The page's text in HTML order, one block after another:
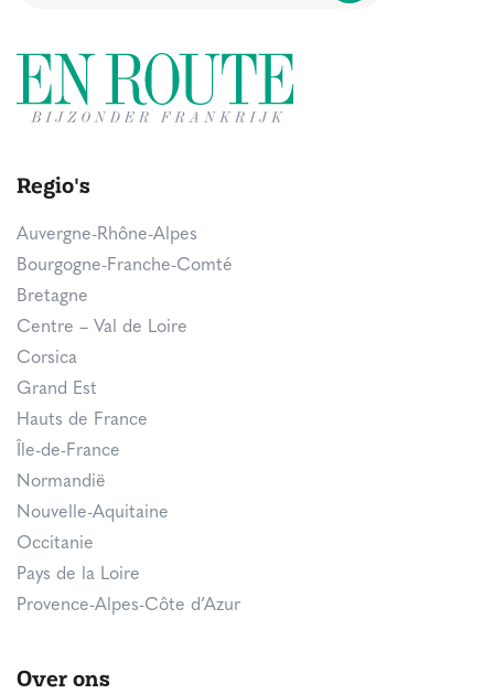
Regio's
Auvergne-Rhône-Alpes
Bourgogne-Franche-Comté
Bretagne
Centre – Val de Loire
Corsica
Grand Est
Hauts de France
Île-de-France
Normandië
Nouvelle-Aquitaine
Occitanie
Pays de la Loire
Provence-Alpes-Côte d’Azur
Over ons